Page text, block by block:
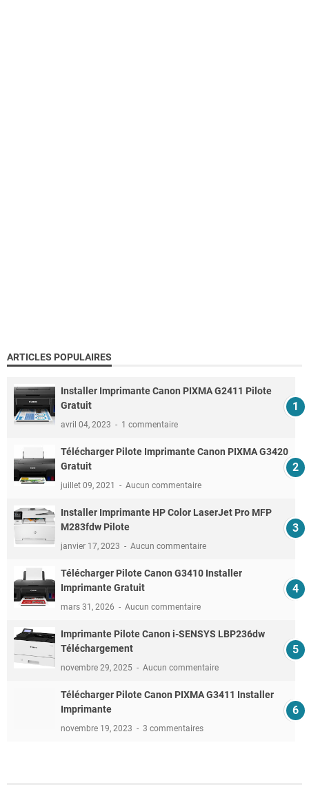
ARTICLES POPULAIRES
Installer Imprimante Canon PIXMA G2411 Pilote
Gratuit
avril 04, 2023 1 commentaire
Télécharger Pilote Imprimante Canon PIXMA G3420
Gratuit
juillet 09, 2021 Aucun commentaire
Installer Imprimante HP Color LaserJet Pro MFP
M283fdw Pilote
janvier 17, 2023 Aucun commentaire
Télécharger Pilote Canon G3410 Installer
Imprimante Gratuit
mars 31, 2026 Aucun commentaire
Imprimante Pilote Canon i-SENSYS LBP236dw
Téléchargement
novembre 29, 2025 Aucun commentaire
Télécharger Pilote Canon PIXMA G3411 Installer
Imprimante
novembre 19, 2023 3 commentaires